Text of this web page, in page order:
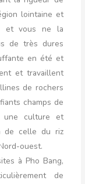
lointaine et
et vous ne la
de très dures
en été et
et travaillent
de rochers
champs de
une culture et
de celle du riz
ouest.
à Pho Bang,
de